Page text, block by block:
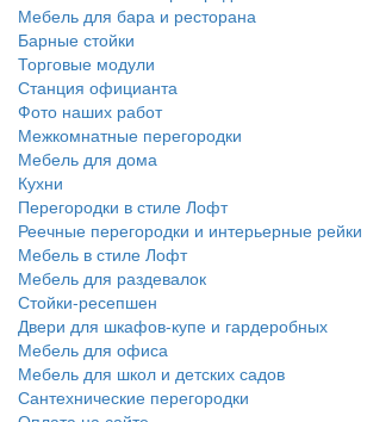
Мебель для бара и ресторана
Барные стойки
Торговые модули
Станция официанта
Фото наших работ
Межкомнатные перегородки
Мебель для дома
Кухни
Перегородки в стиле Лофт
Реечные перегородки и интерьерные рейки
Мебель в стиле Лофт
Мебель для раздевалок
Стойки-ресепшен
Двери для шкафов-купе и гардеробных
Мебель для офиса
Мебель для школ и детских садов
Сантехнические перегородки